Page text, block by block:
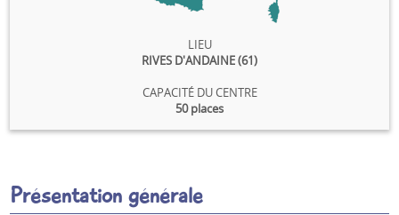
LIEU
RIVES D'ANDAINE (61)
CAPACITÉ DU CENTRE
50 places
Présentation générale